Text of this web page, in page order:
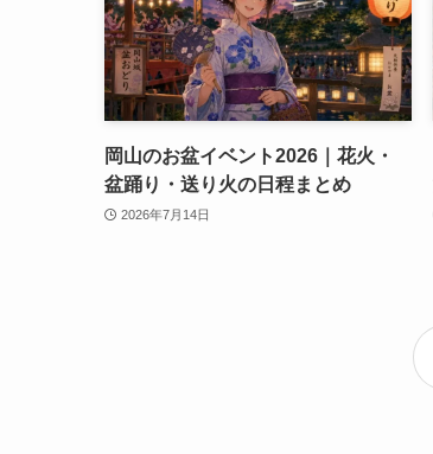
岡山のお盆イベント2026｜花火・
盆踊り・送り火の日程まとめ
2026年7月14日